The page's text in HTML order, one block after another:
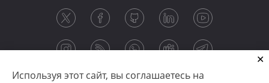
Используя этот сайт, вы соглашаетесь на